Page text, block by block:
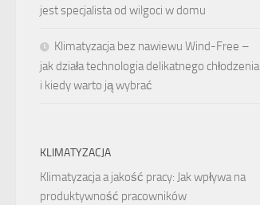
jest specjalista od wilgoci w domu
Klimatyzacja bez nawiewu Wind-Free –
jak działa technologia delikatnego chłodzenia
i kiedy warto ją wybrać
KLIMATYZACJA
Klimatyzacja a jakość pracy: Jak wpływa na
produktywność pracowników